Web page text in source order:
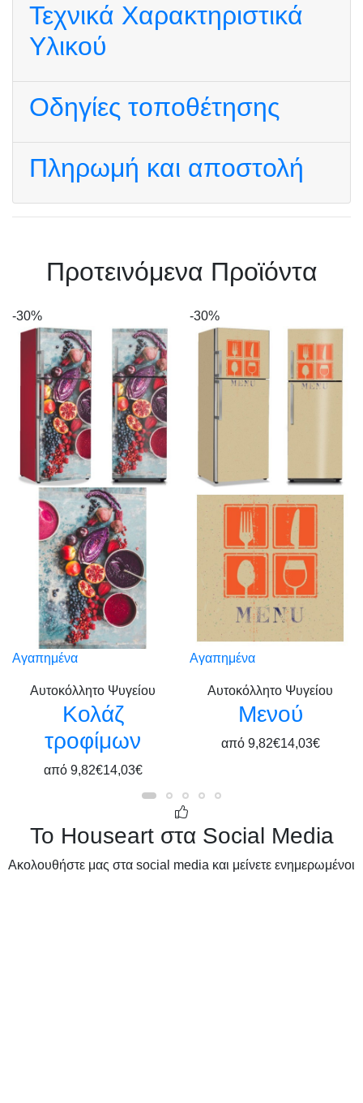
Τεχνικά Χαρακτηριστικά
Υλικού
Οδηγίες τοποθέτησης
Πληρωμή και αποστολή
Πρoτεινόμενα Προϊόντα
-30%
Αγαπημένα
Αυτοκόλλητο Ψυγείου
Κολάζ
τροφίμων
από 9,82€14,03€
-30%
Αγαπημένα
Αυτοκόλλητο Ψυγείου
Μενού
από 9,82€14,03€
Το Houseart στα Social Media
Ακολουθήστε μας στα social media και μείνετε ενημερωμένοι